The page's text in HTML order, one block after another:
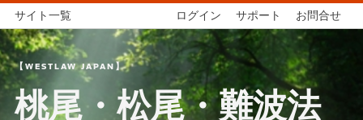
サイト一覧 ログイン サポート お問合せ
【WESTLAW JAPAN】
桃尾・松尾・難波法